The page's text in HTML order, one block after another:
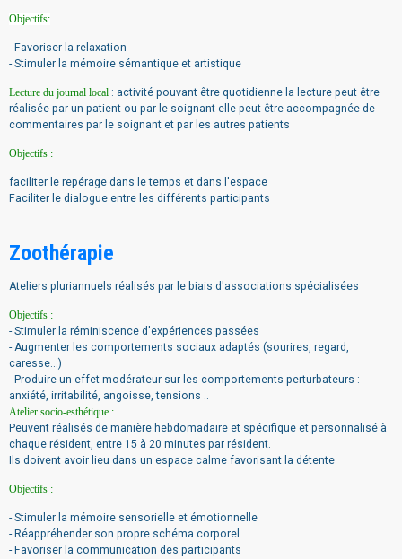
Objectifs:
- Favoriser la relaxation
- Stimuler la mémoire sémantique et artistique
Lecture du journal local : activité pouvant être quotidienne la lecture peut être
réalisée par un patient ou par le soignant elle peut être accompagnée de
commentaires par le soignant et par les autres patients
Objectifs :
faciliter le repérage dans le temps et dans l'espace
Faciliter le dialogue entre les différents participants
Zoothérapie
Ateliers pluriannuels réalisés par le biais d'associations spécialisées
Objectifs :
- Stimuler la réminiscence d'expériences passées
- Augmenter les comportements sociaux adaptés (sourires, regard,
caresse...)
- Produire un effet modérateur sur les comportements perturbateurs :
anxiété, irritabilité, angoisse, tensions ..
Atelier socio-esthétique :
Peuvent réalisés de manière hebdomadaire et spécifique et personnalisé à
chaque résident, entre 15 à 20 minutes par résident.
Ils doivent avoir lieu dans un espace calme favorisant la détente
Objectifs :
- Stimuler la mémoire sensorielle et émotionnelle
- Réappréhender son propre schéma corporel
- Favoriser la communication des participants